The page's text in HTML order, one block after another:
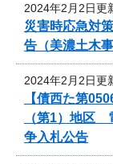
2024年2月2日更
災害時応急対
告（美濃土木事
2024年2月2日更
【債西た第
（第1）地区
争入札公告